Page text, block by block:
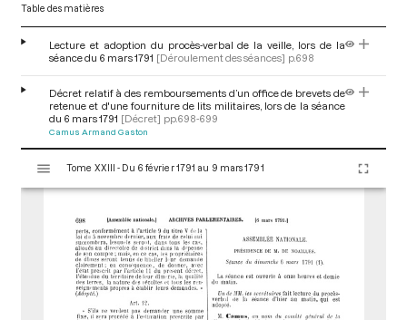
Table des matières
Lecture et adoption du procès-verbal de la veille, lors de la
séance du 6 mars 1791 [Déroulement des séances] p.698
Décret relatif à des remboursements d’un office de brevets de
retenue et d'une fourniture de lits militaires, lors de la séance
du 6 mars 1791 [Décret] pp.698-699
Camus Armand Gaston
s
Tome XXIII - Du 6 février 1791 au 9 mars 1791